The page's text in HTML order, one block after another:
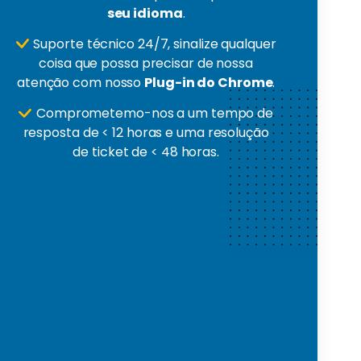
seu idioma.
Suporte técnico 24/7, sinalize qualquer
coisa que possa precisar de nossa
atenção com nosso Plug-in do Chrome.
Comprometemo-nos a um tempo de
resposta de < 12 horas e uma resolução
de ticket de < 48 horas.